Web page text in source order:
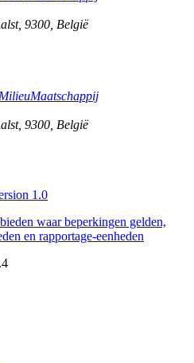
, 9300 België
, 9300 België
1.0
waar beperkingen gelden,
en rapportage-eenheden